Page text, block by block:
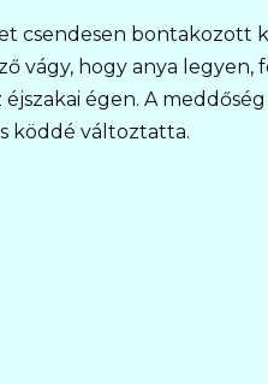
csendesen bontakozott
vágy, hogy anya
éjszakai égen. A
köddé változtatta.